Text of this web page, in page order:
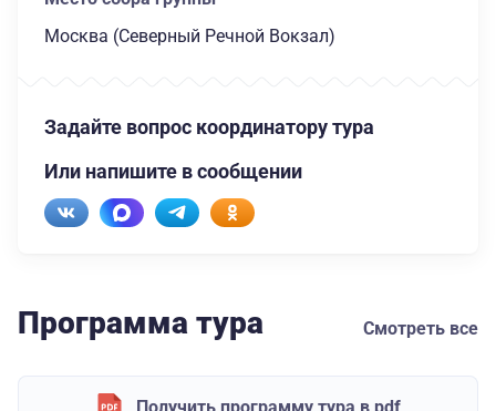
Москва (Северный Речной Вокзал)
Задайте вопрос координатору тура
Или напишите в сообщении
Программа тура Смотреть все
Получить программу тура в pdf